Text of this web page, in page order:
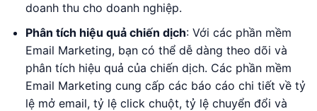
doanh thu cho doanh nghiệp.
Phân tích hiệu quả chiến dịch: Với các phần mềm
Email Marketing, bạn có thể dễ dàng theo dõi và
phân tích hiệu quả của chiến dịch. Các phần mềm
Email Marketing cung cấp các báo cáo chi tiết về tỷ
lệ mở email, tỷ lệ click chuột, tỷ lệ chuyển đổi và